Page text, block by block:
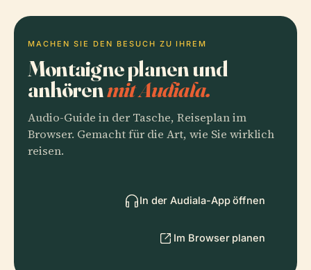
MACHEN SIE DEN BESUCH ZU IHREM
Montaigne planen und
anhörenmit Audiala.
Audio-Guide in der Tasche, Reiseplan im
Browser. Gemacht für die Art, wie Sie wirklich
reisen.
In der Audiala-App öffnen
Im Browser planen